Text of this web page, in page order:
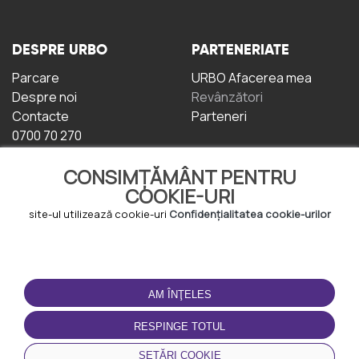
CONSIMȚĂMÂNT PENTRU
COOKIE-URI
site-ul utilizează cookie-uri Confidențialitatea cookie-urilor
AM ÎNŢELES
RESPINGE TOTUL
SETĂRI COOKIE
DESPRE URBO
Parcare
Despre noi
Contacte
0700 70 270
PARTENERIATE
URBO Afacerea mea
Revânzători
Parteneri
TERMENI DE UTILIZARE
Termeni și condiții
Politica de
Confidențialitate
Politica de cookie-uri
DESCĂRCAȚI
APLICAȚIA